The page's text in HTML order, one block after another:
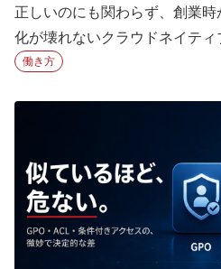
正しいのにも関わらず、創業
化が壊れないクラウドネイテ
ティクスの実数とAI日次レポー
働き方